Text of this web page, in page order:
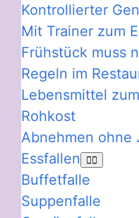
Kontrollierter
Mit Trainer zum
Frühstück muss
Regeln im
Lebensmittel
Rohkost
Abnehmen
Essfallen
Buffetfalle
Suppenfalle